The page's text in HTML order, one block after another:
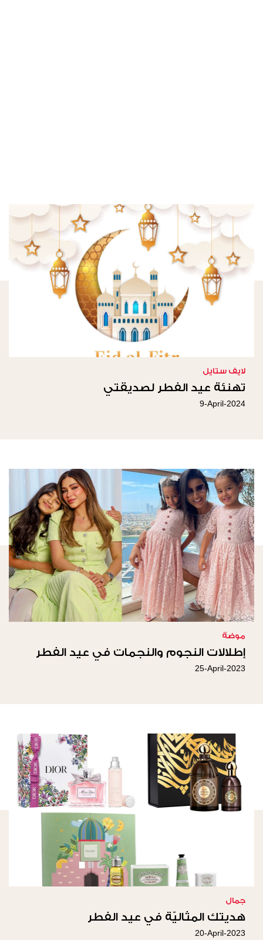
لايف ستايل
تهنئة عيد الفطر لصديقتي
9-April-2024
موضة
إطلالات النجوم والنجمات في عيد الفطر
25-April-2023
جمال
هديتك المثاليّة في عيد الفطر
20-April-2023